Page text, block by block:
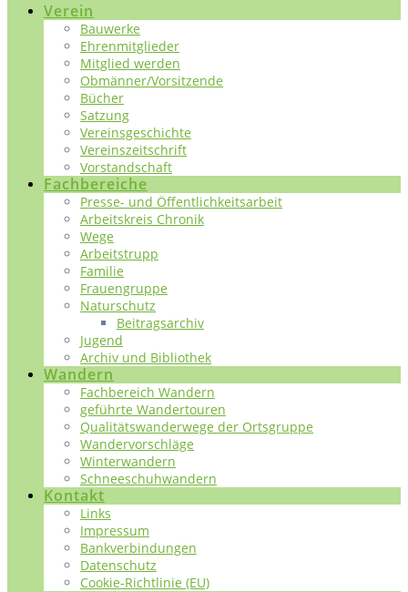
Verein
Bauwerke
Ehrenmitglieder
Mitglied werden
Obmänner/Vorsitzende
Bücher
Satzung
Vereinsgeschichte
Vereinszeitschrift
Vorstandschaft
Fachbereiche
Presse- und Öffentlichkeitsarbeit
Arbeitskreis Chronik
Wege
Arbeitstrupp
Familie
Frauengruppe
Naturschutz
Beitragsarchiv
Jugend
Archiv und Bibliothek
Wandern
Fachbereich Wandern
geführte Wandertouren
Qualitätswanderwege der Ortsgruppe
Wandervorschläge
Winterwandern
Schneeschuhwandern
Kontakt
Links
Impressum
Bankverbindungen
Datenschutz
Cookie-Richtlinie (EU)